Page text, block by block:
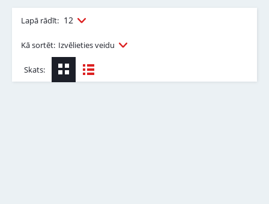
Lapā rādīt: 12
Kā sortēt: Izvēlieties veidu
Skats: